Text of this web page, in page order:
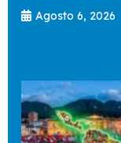
Agosto 6, 2026